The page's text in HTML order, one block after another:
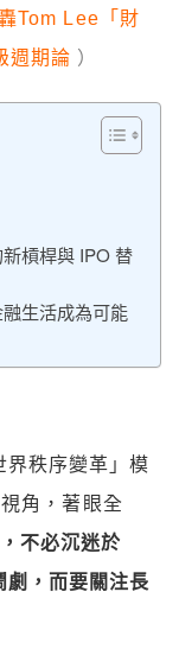
Tom Lee「財
週期論 ）
槓桿與 IPO 替
生活成為可能
秩序變革」模
角，著眼全
不必沉迷於
劇，而要關注長